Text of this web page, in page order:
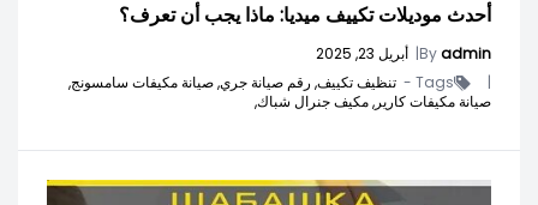
أحدث موديلات تكييف ميديا: ماذا يجب أن تعرف؟
Byadmin
| أبريل 23, 2025
|
Tags - تنظيف تكييف, رقم صيانة جري,صيانة مكيفات سامسونج,
صيانة مكيفات كارير,مكيف جنرال شباك,